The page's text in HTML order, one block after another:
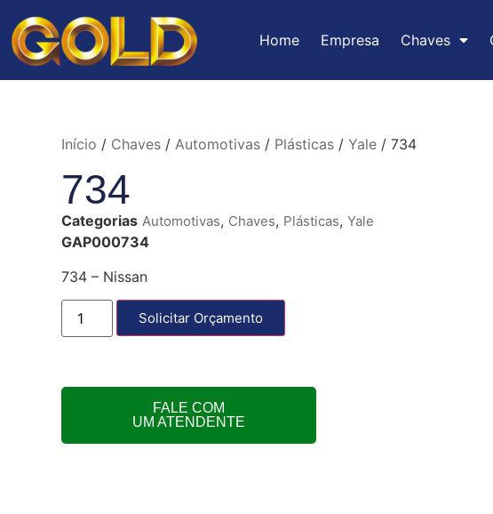
Home Empresa Chaves
Início / Chaves/ Automotivas/ Plásticas/ Yale/ 734
734
Categorias Automotivas, Chaves, Plásticas, Yale
GAP000734
734 – Nissan
Solicitar Orçamento
FALE COM
UM ATENDENTE